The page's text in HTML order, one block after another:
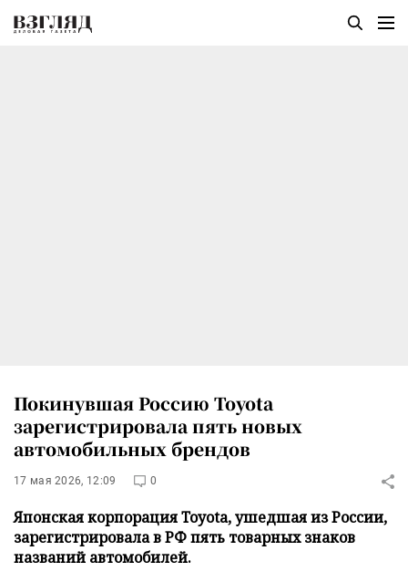
Покинувшая Россию Toyota
зарегистрировала пять новых
автомобильных брендов
17 мая 2026, 12:09 0
Японская корпорация Toyota, ушедшая из России,
зарегистрировала в РФ пять товарных знаков
названий автомобилей.